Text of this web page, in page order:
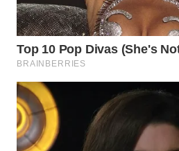
WN
INDRAMAYU
WN
KUNINGAN
WN
MAJALENGKA